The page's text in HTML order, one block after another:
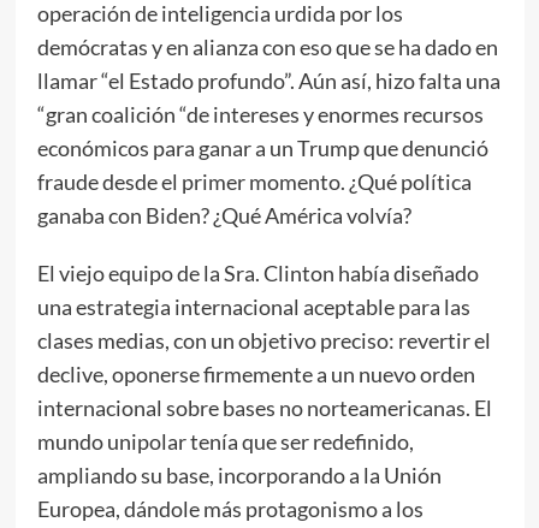
operación de inteligencia urdida por los
demócratas y en alianza con eso que se ha dado en
llamar “el Estado profundo”. Aún así, hizo falta una
“gran coalición “de intereses y enormes recursos
económicos para ganar a un Trump que denunció
fraude desde el primer momento. ¿Qué política
ganaba con Biden? ¿Qué América volvía?
El viejo equipo de la Sra. Clinton había diseñado
una estrategia internacional aceptable para las
clases medias, con un objetivo preciso: revertir el
declive, oponerse firmemente a un nuevo orden
internacional sobre bases no norteamericanas. El
mundo unipolar tenía que ser redefinido,
ampliando su base, incorporando a la Unión
Europea, dándole más protagonismo a los